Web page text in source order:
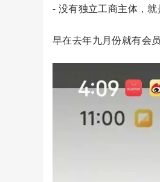
- 没有独立工商主体，就
早在去年九月份就有会